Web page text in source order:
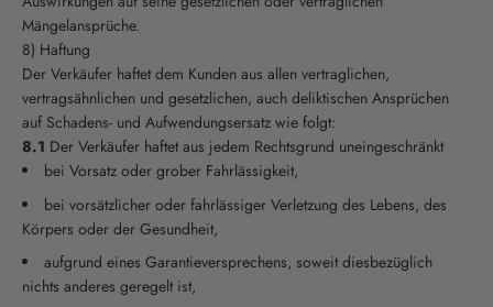
Mängelansprüche.
8) Haftung
Der Verkäufer haftet dem Kunden aus allen vertraglichen,
vertragsähnlichen und gesetzlichen, auch deliktischen Ansprüchen
auf Schadens- und Aufwendungsersatz wie folgt:
8.1 Der Verkäufer haftet aus jedem Rechtsgrund uneingeschränkt
bei Vorsatz oder grober Fahrlässigkeit,
bei vorsätzlicher oder fahrlässiger Verletzung des Lebens, des
Körpers oder der Gesundheit,
aufgrund eines Garantieversprechens, soweit diesbezüglich
nichts anderes geregelt ist,